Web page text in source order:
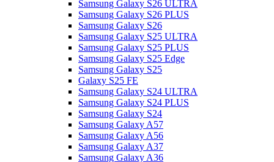
Samsung Galaxy S26 ULTRA
Samsung Galaxy S26 PLUS
Samsung Galaxy S26
Samsung Galaxy S25 ULTRA
Samsung Galaxy S25 PLUS
Samsung Galaxy S25 Edge
Samsung Galaxy S25
Galaxy S25 FE
Samsung Galaxy S24 ULTRA
Samsung Galaxy S24 PLUS
Samsung Galaxy S24
Samsung Galaxy A57
Samsung Galaxy A56
Samsung Galaxy A37
Samsung Galaxy A36